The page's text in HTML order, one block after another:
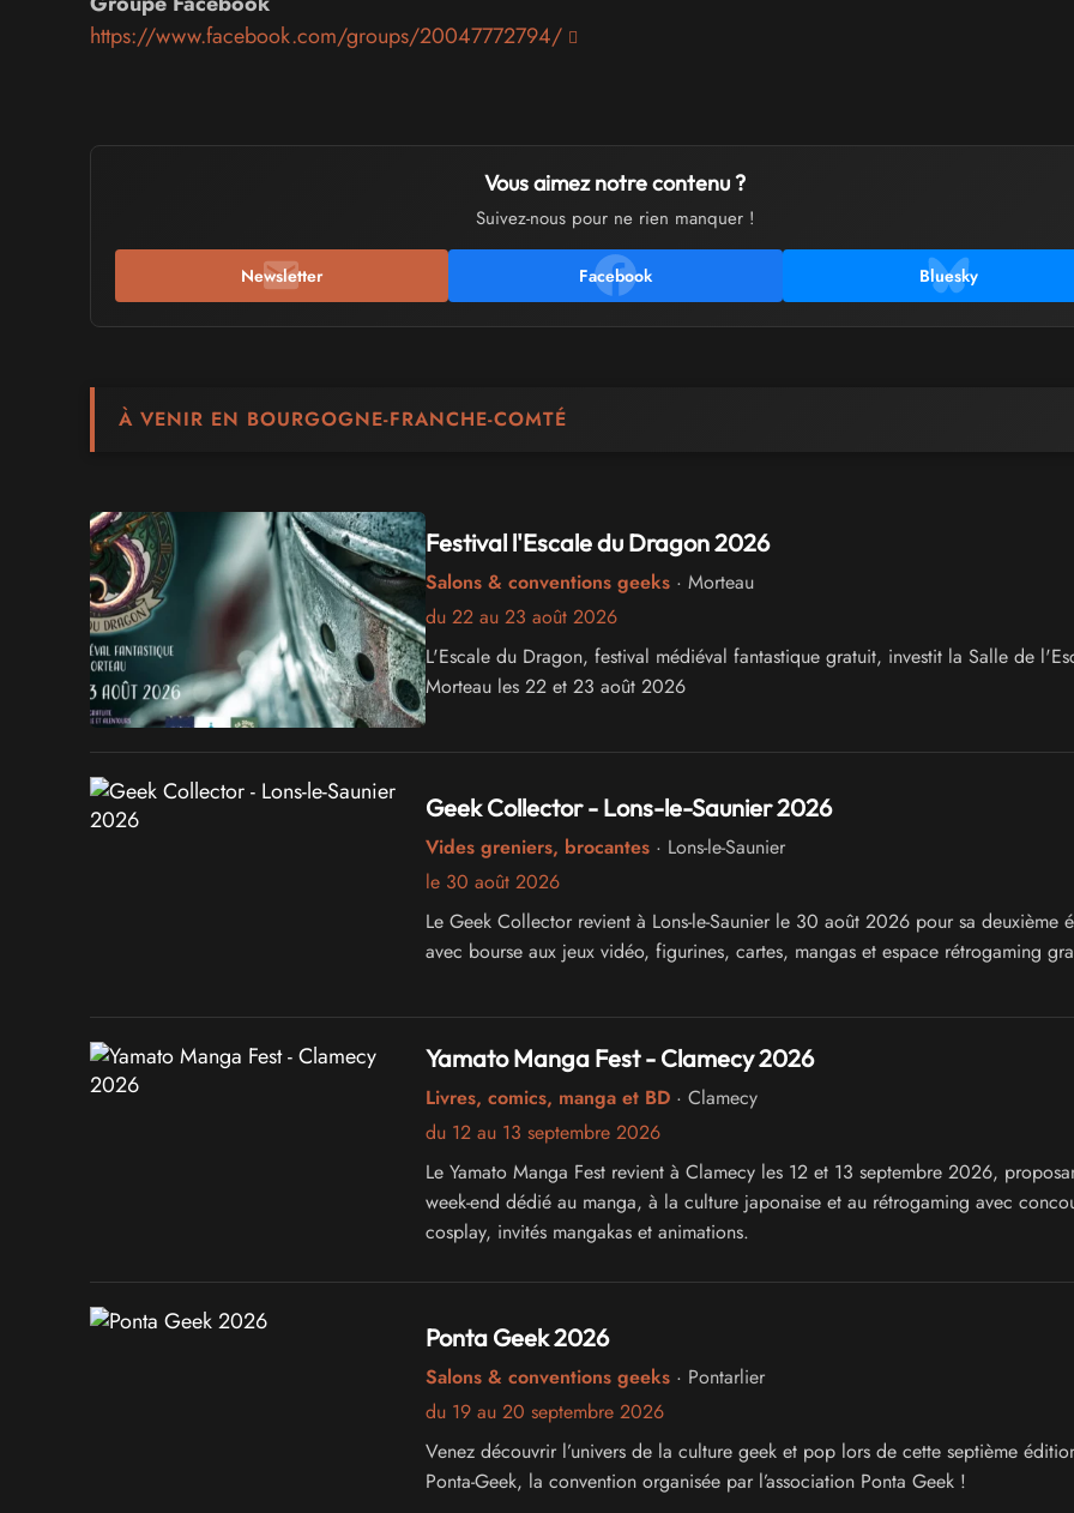
https://www.facebook.com/groups/20047772794/
Vous aimez notre contenu ?
Suivez-nous pour ne rien manquer !
Newsletter Facebook Bluesky
À VENIR EN BOURGOGNE-FRANCHE-COMTÉ
Festival l'Escale du Dragon 2026
Salons & conventions geeks· Morteau
du 22 au 23 août 2026
L'Escale du Dragon, festival médiéval fantastique gratuit, investit la Salle de
Morteau les 22 et 23 août 2026
Geek Collector - Lons-le-Saunier 2026
Vides greniers, brocantes· Lons-le-Saunier
le 30 août 2026
Le Geek Collector revient à Lons-le-Saunier le 30 août 2026 pour sa deuxième
avec bourse aux jeux vidéo, figurines, cartes, mangas et espace rétrogaming
Yamato Manga Fest - Clamecy 2026
Livres, comics, manga et BD· Clamecy
du 12 au 13 septembre 2026
Le Yamato Manga Fest revient à Clamecy les 12 et 13 septembre 2026,
week-end dédié au manga, à la culture japonaise et au rétrogaming avec
cosplay, invités mangakas et animations.
Ponta Geek 2026
Salons & conventions geeks· Pontarlier
du 19 au 20 septembre 2026
Venez découvrir l’univers de la culture geek et pop lors de cette septième
Ponta-Geek, la convention organisée par l’association Ponta Geek !